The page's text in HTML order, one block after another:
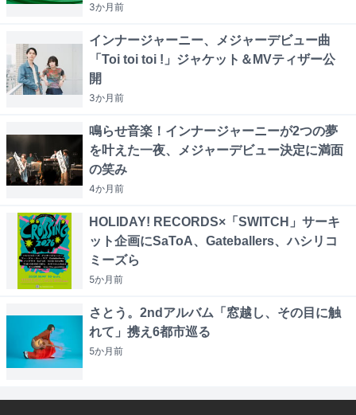
3か月前
インナージャーニー、メジャーデビュー曲
「Toi toi toi !」ジャケット＆MVティザー公
開
3か月前
鳴らせ音楽！インナージャーニーが2つの夢
を叶えた一夜、メジャーデビュー決定に満面
の笑み
4か月前
HOLIDAY! RECORDS×「SWITCH」サーキ
ット企画にSaToA、Gateballers、ハシリコ
ミーズら
5か月前
さとう。2ndアルバム「窓越し、その目に触
れて」携え6都市巡る
5か月前